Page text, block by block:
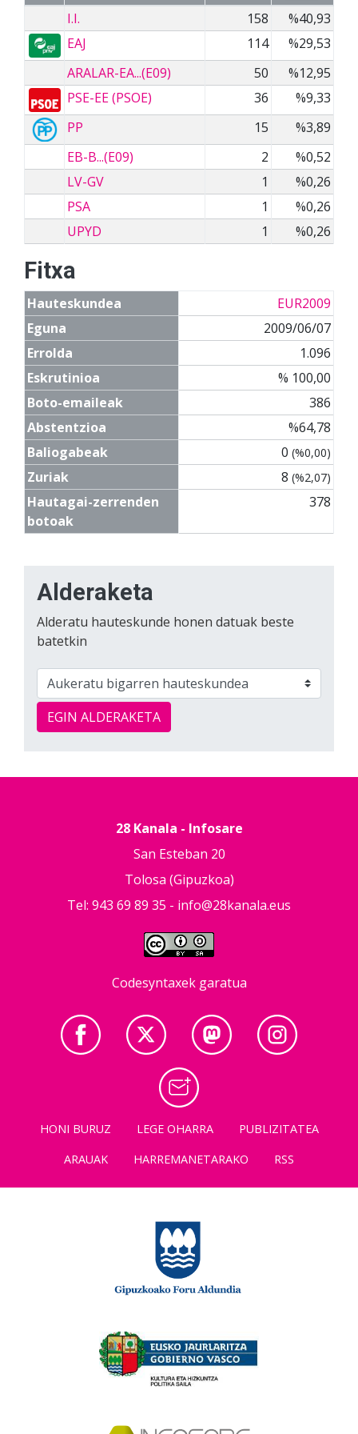
I.I.
158
%40,93
EAJ
114
%29,53
ARALAR-EA...(E09)
50
%12,95
PSE-EE (PSOE)
36
%9,33
PP
15
%3,89
EB-B...(E09)
2
%0,52
LV-GV
1
%0,26
PSA
1
%0,26
UPYD
1 %0,26
Fitxa
Hauteskundea
EUR2009
Eguna
2009/06/07
Errolda
1.096
Eskrutinioa
% 100,00
Boto-emaileak
386
Abstentzioa
%64,78
Baliogabeak
0 (%0,00)
Zuriak 8 (%2,07)
Hautagai-zerrenden
botoak
378
Alderaketa
Alderatu hauteskunde honen datuak beste
batetkin
EGIN ALDERAKETA
28 Kanala - Infosare
San Esteban 20
Tolosa (Gipuzkoa)
Tel: 943 69 89 35 - info@28kanala.eus
Codesyntaxek garatua
HONI BURUZ LEGE OHARRA
PUBLIZITATEA
ARAUAK
HARREMANETARAKO RSS